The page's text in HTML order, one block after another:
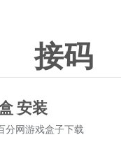
接码
安装
分网游戏盒子下载